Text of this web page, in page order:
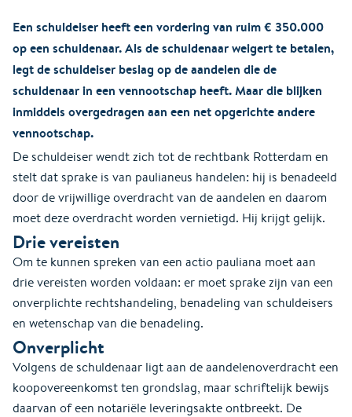
Een schuldeiser heeft een vordering van ruim € 350.000
op een schuldenaar. Als de schuldenaar weigert te betalen,
legt de schuldeiser beslag op de aandelen die de
schuldenaar in een vennootschap heeft. Maar die blijken
inmiddels overgedragen aan een net opgerichte andere
vennootschap.
De schuldeiser wendt zich tot de rechtbank Rotterdam en
stelt dat sprake is van paulianeus handelen: hij is benadeeld
door de vrijwillige overdracht van de aandelen en daarom
moet deze overdracht worden vernietigd. Hij krijgt gelijk.
Drie vereisten
Om te kunnen spreken van een actio pauliana moet aan
drie vereisten worden voldaan: er moet sprake zijn van een
onverplichte rechtshandeling, benadeling van schuldeisers
en wetenschap van die benadeling.
Onverplicht
Volgens de schuldenaar ligt aan de aandelenoverdracht een
koopovereenkomst ten grondslag, maar schriftelijk bewijs
daarvan of een notariële leveringsakte ontbreekt. De